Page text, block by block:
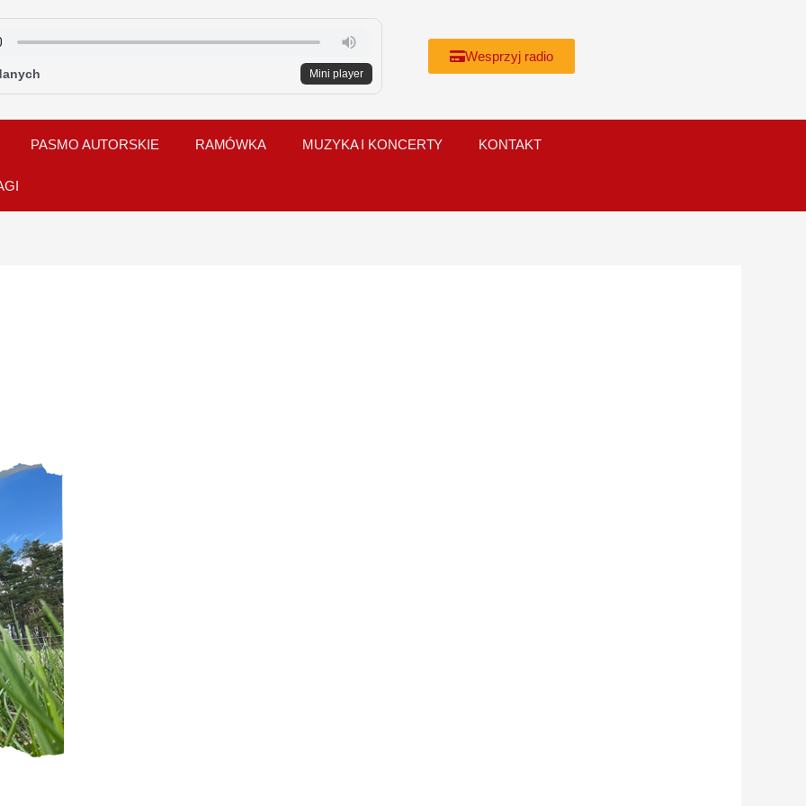
Mini player
Wesprzyj radio
PASMO AUTORSKIE RAMÓWKA MUZYKA I KONCERTY KONTAKT